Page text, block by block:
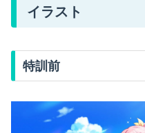
イラスト
特訓前